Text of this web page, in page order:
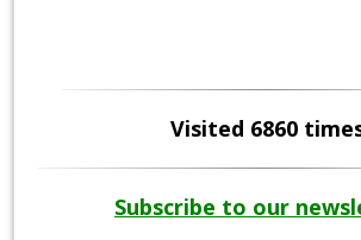
Visited 6860
Subscribe to our